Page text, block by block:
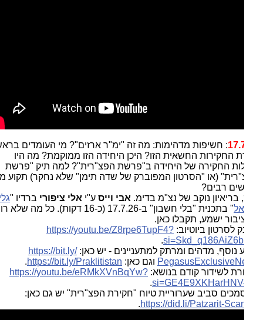
: חשיפות מדהימות: מה זה "ימ"ר ארזים"? מי העומדים בראש
החקירות החשאית הזו? היכן היחידה הזו ממוקמת? מה היו
החקירה של היחידה ב"פרשת הפצ"רית"? למה תיק "פרשת
(או "הסרטון המפוברק של שדה תימן" שלא נחקר) תקוע מזה
רבים?
בריאיון נוקב של נצ"מ בדימ.אבי וייס ע"יאלי ציפוריברדיו "גלי
" בתכנית "בלי חשבון" ב-17.7.26 (כ-16 דקות). כל מה שלא רוצים
ישמע, תקבלו כאן.
לסרטון ביוטיוב:https://youtu.be/Z8rpe6TupF4?
.
נוסף, מדהים ומרתק למתעניינים - יש כאן: https://bit.ly/
וגם כאן: https://bit.ly/Praklitistan
.
לשידור קודם בנושא:https://youtu.be/eRMkXVnBqYw?
.
סביב שערוריית טיוח "חקירת הפצ"רית" יש גם כאן:
https://did.li/Patzarit-
.